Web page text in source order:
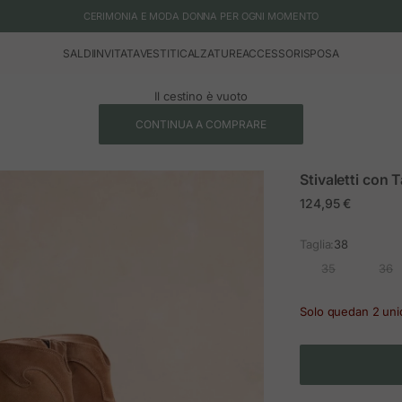
CERIMONIA E MODA DONNA PER OGNI MOMENTO
SALDIINVITATAVESTITICALZATUREACCESSORISPOSA
Il cestino è vuoto
CONTINUA A COMPRARE
Stivaletti con
Prezzo in offerta
124,95 €
Taglia:38
35
36
Solo quedan 2